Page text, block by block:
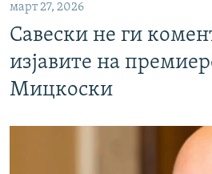
март 27, 2026
Савески не ги
изјавите на
Мицкоски